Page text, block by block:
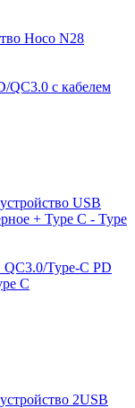
QC3.0 с кабелем
QC3.0/Type-C PD
C